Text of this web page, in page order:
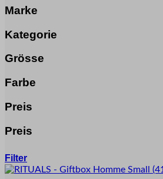
Marke
Kategorie
Grösse
Farbe
Preis
Preis
Filter